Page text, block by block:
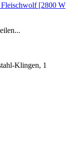
[2800 W
Klingen, 1